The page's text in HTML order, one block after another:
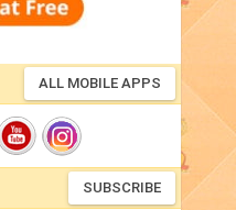
ALL MOBILE APPS
SUBSCRIBE